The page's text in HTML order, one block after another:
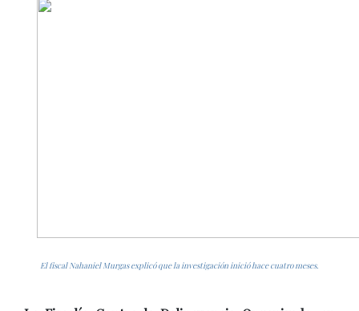
El fiscal Nahaniel Murgas explicó que la investigación inició hace cuatro meses.